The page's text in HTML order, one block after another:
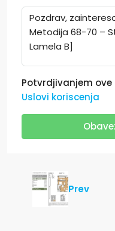
Potvrdjivanjem
Uslovi koriscenja
Prev